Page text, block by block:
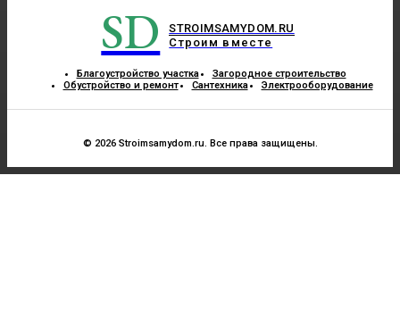
SD
STROIMSAMYDOM.RU
Строим вместе
Благоустройство участка
Загородное строительство
Обустройство и ремонт
Сантехника Электрооборудование
© 2026 Stroimsamydom.ru. Все права защищены.